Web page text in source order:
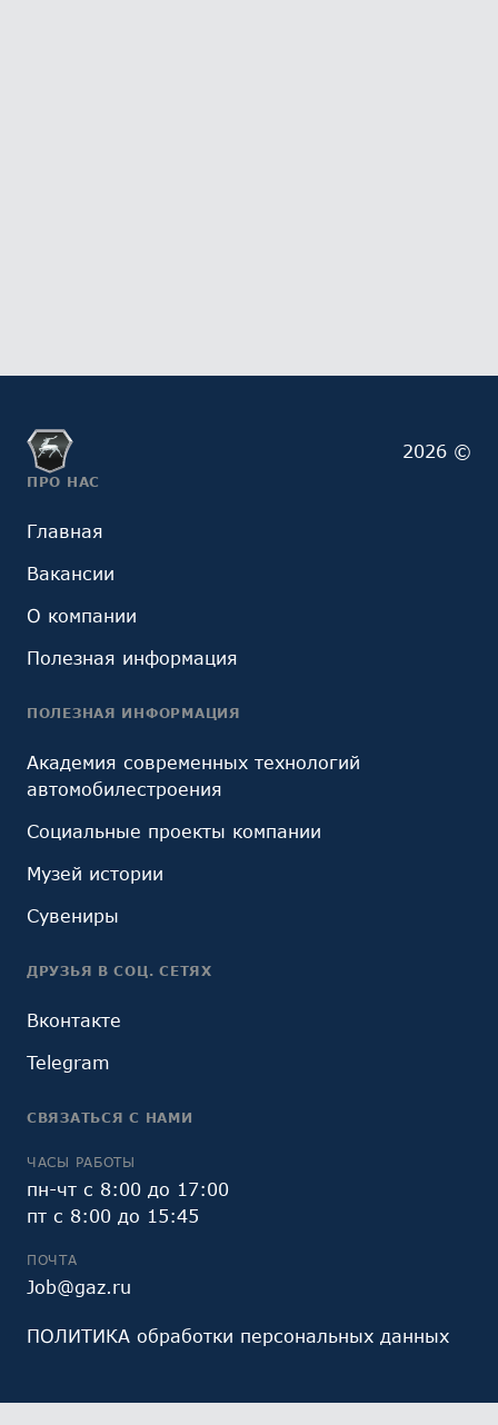
2026 ©
ПРО НАС
Главная
Вакансии
О компании
Полезная информация
ПОЛЕЗНАЯ ИНФОРМАЦИЯ
Академия современных технологий
автомобилестроения
Социальные проекты компании
Музей истории
Сувениры
ДРУЗЬЯ В СОЦ. СЕТЯХ
Вконтакте
Telegram
СВЯЗАТЬСЯ С НАМИ
ЧАСЫ РАБОТЫ
пн-чт с 8:00 до 17:00
пт с 8:00 до 15:45
ПОЧТА
Job@gaz.ru
ПОЛИТИКА обработки персональных данных